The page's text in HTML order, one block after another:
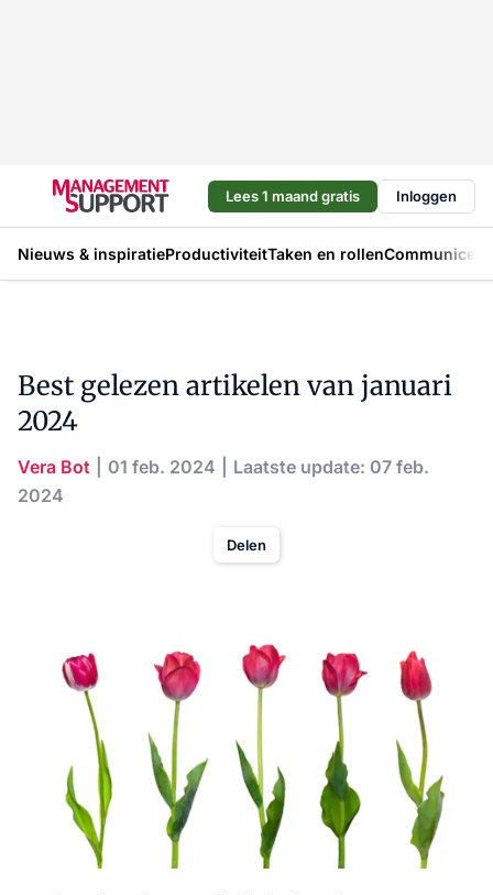
Lees 1 maand gratis Inloggen
Nieuws & inspiratieProductiviteitTaken en rollen
Best gelezen artikelen van januari
2024
Vera Bot 01 feb. 2024
Laatste update: 07 feb.
2024
Delen